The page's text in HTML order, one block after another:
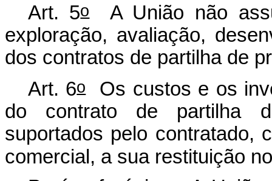
Art. 5oA União não
exploração, avaliação,
dos contratos de partilha de
Art. 6oOs custos e os
do contrato de partilha
suportados pelo contratado,
comercial, a sua restituição